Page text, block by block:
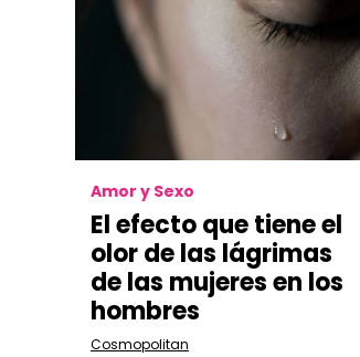
Amor y Sexo
El efecto que tiene el
olor de las lágrimas
de las mujeres en los
hombres
Cosmopolitan